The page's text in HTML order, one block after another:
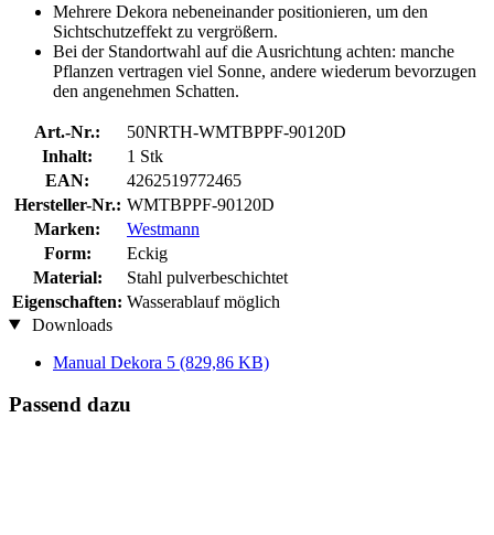
Mehrere Dekora nebeneinander positionieren, um den
Sichtschutzeffekt zu vergrößern.
Bei der Standortwahl auf die Ausrichtung achten: manche
Pflanzen vertragen viel Sonne, andere wiederum bevorzugen
den angenehmen Schatten.
Art.-Nr.:
50NRTH-WMTBPPF-90120D
Inhalt:
1 Stk
EAN:
4262519772465
Hersteller-Nr.: WMTBPPF-90120D
Marken:
Westmann
Form:
Eckig
Material:
Stahl pulverbeschichtet
Eigenschaften: Wasserablauf möglich
Downloads
Manual Dekora 5 (829,86 KB)
Passend dazu